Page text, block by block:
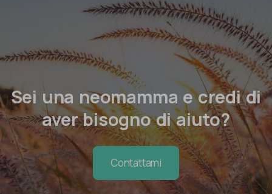
Sei una neomamma e credi di
aver bisogno di aiuto?
Contattami